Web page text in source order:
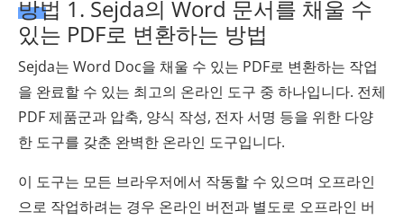
방법 1. Sejda의 Word 문서를 채울 수
있는 PDF로 변환하는 방법
Sejda는 Word Doc을 채울 수 있는 PDF로 변환하는 작업
을 완료할 수 있는 최고의 온라인 도구 중 하나입니다. 전체
PDF 제품군과 압축, 양식 작성, 전자 서명 등을 위한 다양
한 도구를 갖춘 완벽한 온라인 도구입니다.
이 도구는 모든 브라우저에서 작동할 수 있으며 오프라인
으로 작업하려는 경우 온라인 버전과 별도로 오프라인 버